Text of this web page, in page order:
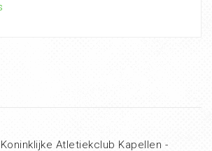
Atletiekclub Kapellen -